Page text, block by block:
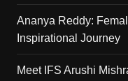
Ananya Reddy:
Inspirational Journey
Meet IFS Arushi